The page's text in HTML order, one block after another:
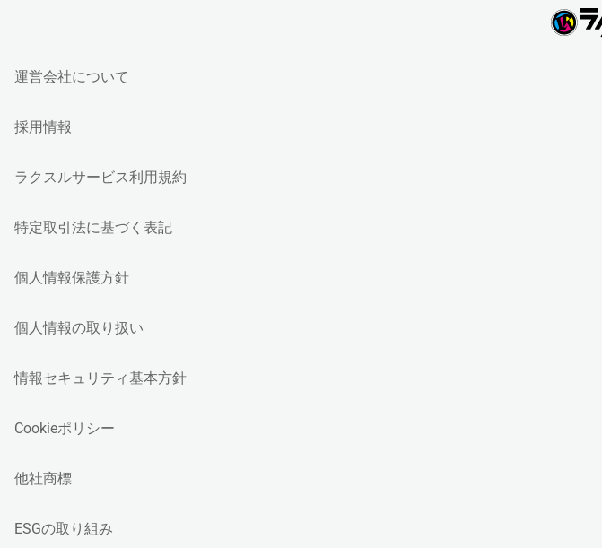
運営会社について
採用情報
ラクスルサービス利用規約
特定取引法に基づく表記
個人情報保護方針
個人情報の取り扱い
情報セキュリティ基本方針
Cookieポリシー
他社商標
ESGの取り組み